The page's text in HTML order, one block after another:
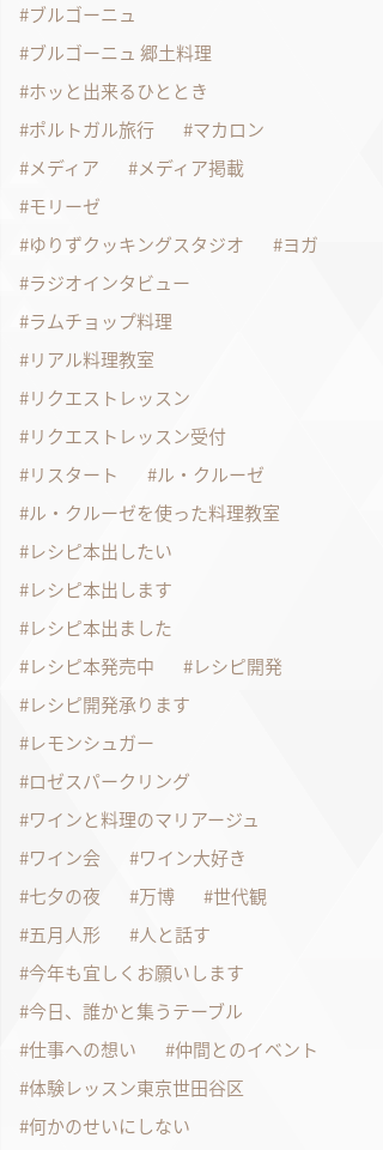
ブルゴーニュ
ブルゴーニュ 郷土料理
ホッと出来るひととき
ポルトガル旅行
マカロン
メディア
メディア掲載
モリーゼ
ゆりずクッキングスタジオ
ヨガ
ラジオインタビュー
ラムチョップ料理
リアル料理教室
リクエストレッスン
リクエストレッスン受付
リスタート
ル・クルーゼ
ル・クルーゼを使った料理教室
レシピ本出したい
レシピ本出します
レシピ本出ました
レシピ本発売中
レシピ開発
レシピ開発承ります
レモンシュガー
ロゼスパークリング
ワインと料理のマリアージュ
ワイン会
ワイン大好き
七夕の夜
万博
世代観
五月人形
人と話す
今年も宜しくお願いします
今日、誰かと集うテーブル
仕事への想い
仲間とのイベント
体験レッスン東京世田谷区
何かのせいにしない